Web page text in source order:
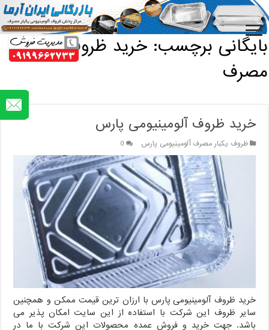
خانه / بایگانی برچسب: خرید ظروف یکبار مصرف
بایگانی برچسب:خرید ظروف یکبار
مصرف
خرید ظروف آلومینیومی پارس
ظروف یکبار مصرف آلومینیومی پارس 0
خرید ظروف آلومینیومی پارس با ارزان ترین قیمت ممکن و همچنین
سایر ظروف این شرکت با استفاده از این سایت امکان پذیر می
باشد. جهت خرید و فروش عمده محصولات این شرکت با ما در